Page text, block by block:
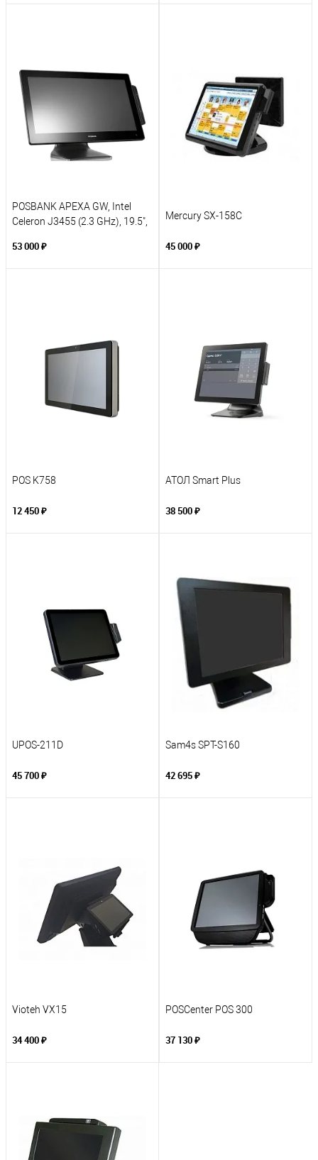
POSBANK APEXA GW, Intel
Celeron J3455 (2.3 GHz), 19.5",
53 000 ₽
Mercury SX-158C
45 000 ₽
POS K758
12 450 ₽
АТОЛ Smart Plus
38 500 ₽
UPOS-211D
45 700 ₽
Sam4s SPT-S160
42 695 ₽
Vioteh VX15
34 400 ₽
POSCenter POS 300
37 130 ₽